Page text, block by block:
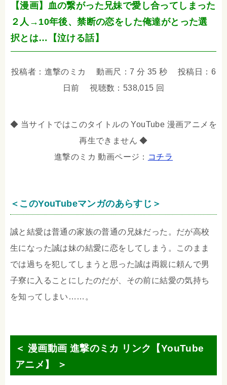
【漫画】血の繋がった兄妹で愛し合ってしまった
２人→10年後、禁断の恋をした俺達がとった選
択とは…【泣ける話】
投稿者：進撃のミカ 動画尺：7 分 35 秒 投稿日：6
日前 視聴数：538,015 回
◆ 当サイトではこのタイトルの YouTube 漫画アニメを
再生できません ◆
進撃のミカ 動画ページ： コチラ
＜このYouTubeマンガのあらすじ＞
誠と結愛は普通の家族の普通の兄妹だった。だが高校
生になった誠は妹の結愛に恋をしてしまう。このまま
では過ちを犯してしまうと思った誠は両親に頼んで男
子寮に入ることにしたのだが、その前に結愛の気持ち
を知ってしまい……。
＜ 漫画動画 進撃のミカ リンク【YouTube
アニメ】 ＞